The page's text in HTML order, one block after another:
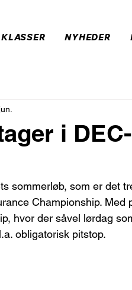
KLASSER NYHEDER
i
sommerløb, som er det
Championship. Med
hvor der såvel lørdag
obligatorisk pitstop.